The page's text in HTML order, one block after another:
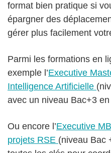
format bien pratique si
épargner des
gérer plus facilement
Parmi les formations en
exemple l’Executive
Intelligence Artificielle
avec un niveau Bac+3
Ou encore l’Executive
projets RSE (niveau Bac